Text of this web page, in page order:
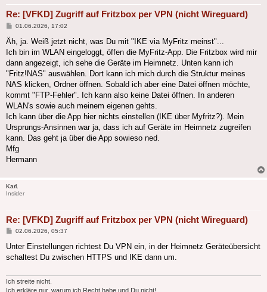
Re: [VFKD] Zugriff auf Fritzbox per VPN (nicht Wireguard)
Beitrag
01.06.2026, 17:02
Äh, ja. Weiß jetzt nicht, was Du mit "IKE via MyFritz meinst"...
Ich bin im WLAN eingeloggt, öffen die MyFritz-App. Die Fritzbox wird mir
dann angezeigt, ich sehe die Geräte im Heimnetz. Unten kann ich
"Fritz!NAS" auswählen. Dort kann ich mich durch die Struktur meines
NAS klicken, Ordner öffnen. Sobald ich aber eine Datei öffnen möchte,
kommt "FTP-Fehler". Ich kann also keine Datei öffnen. In anderen
WLAN's sowie auch meinem eigenen gehts.
Ich kann über die App hier nichts einstellen (IKE über Myfritz?). Mein
Ursprungs-Ansinnen war ja, dass ich auf Geräte im Heimnetz zugreifen
kann. Das geht ja über die App sowieso ned.
Mfg
Hermann
Karl.
Insider
Re: [VFKD] Zugriff auf Fritzbox per VPN (nicht Wireguard)
Beitrag
02.06.2026, 05:37
Unter Einstellungen richtest Du VPN ein, in der Heimnetz Geräteübersicht
schaltest Du zwischen HTTPS und IKE dann um.
Ich streite nicht.
Ich erkläre nur, warum ich Recht habe und Du nicht!